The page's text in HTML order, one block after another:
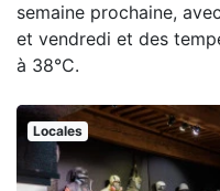
semaine prochaine,
et vendredi et des
à 38°C.
Locales